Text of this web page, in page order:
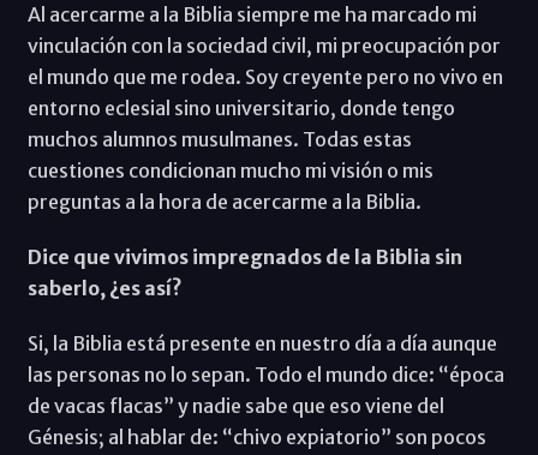
Al acercarme a la Biblia siempre me ha marcado mi
vinculación con la sociedad civil, mi preocupación por
el mundo que me rodea. Soy creyente pero no vivo en
entorno eclesial sino universitario, donde tengo
muchos alumnos musulmanes. Todas estas
cuestiones condicionan mucho mi visión o mis
preguntas a la hora de acercarme a la Biblia.
Dice que vivimos impregnados de la Biblia sin
saberlo, ¿es así?
Si, la Biblia está presente en nuestro día a día aunque
las personas no lo sepan. Todo el mundo dice: “época
de vacas flacas” y nadie sabe que eso viene del
Génesis; al hablar de: “chivo expiatorio” son pocos